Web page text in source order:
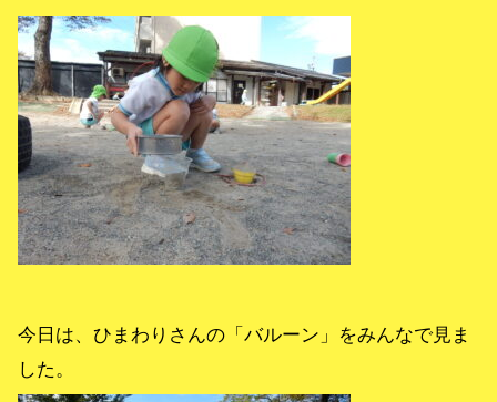
今日は、ひまわりさんの「バルーン」をみんなで見ま
した。